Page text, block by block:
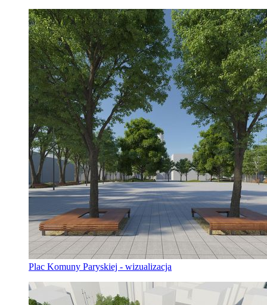
Plac Komuny Paryskiej - wizualizacja